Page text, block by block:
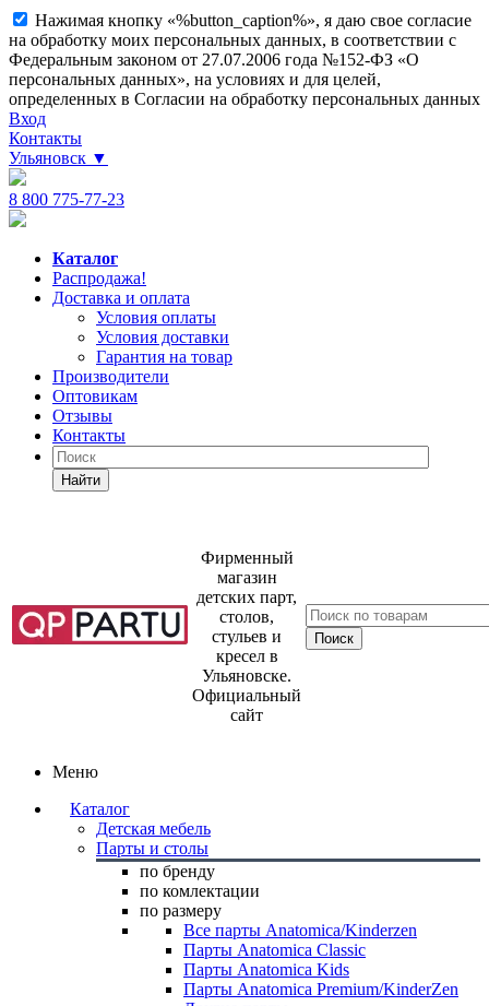
Нажимая кнопку «%button_caption%», я даю свое согласие
на обработку моих персональных данных, в соответствии с
Федеральным законом от 27.07.2006 года №152-ФЗ «О
персональных данных», на условиях и для целей,
определенных в Согласии на обработку персональных данных
Вход
Контакты
Ульяновск ▼
8 800 775-77-23
Каталог
Распродажа!
Доставка и оплата
Условия оплаты
Условия доставки
Гарантия на товар
Производители
Оптовикам
Отзывы
Контакты
Найти
Фирменный
магазин
детских парт,
столов,
стульев и
кресел в
Ульяновске.
Официальный
сайт
Меню
Каталог
Детская мебель
Парты и столы
по бренду
по комлектации
по размеру
Все парты Anatomica/Kinderzen
Парты Anatomica Classic
Парты Anatomica Kids
Парты Anatomica Premium/KinderZen